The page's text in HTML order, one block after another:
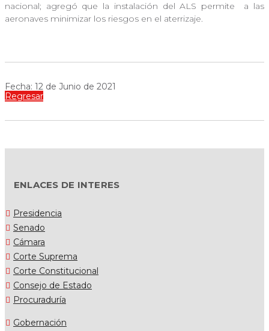
nacional; agregó que la instalación del ALS permite
a las
aeronaves minimizar los riesgos en el aterrizaje.
Fecha: 12 de Junio de 2021
Regresar
ENLACES DE INTERES
Presidencia
Senado
Cámara
Corte Suprema
Corte Constitucional
Consejo de Estado
Procuraduría
Gobernación